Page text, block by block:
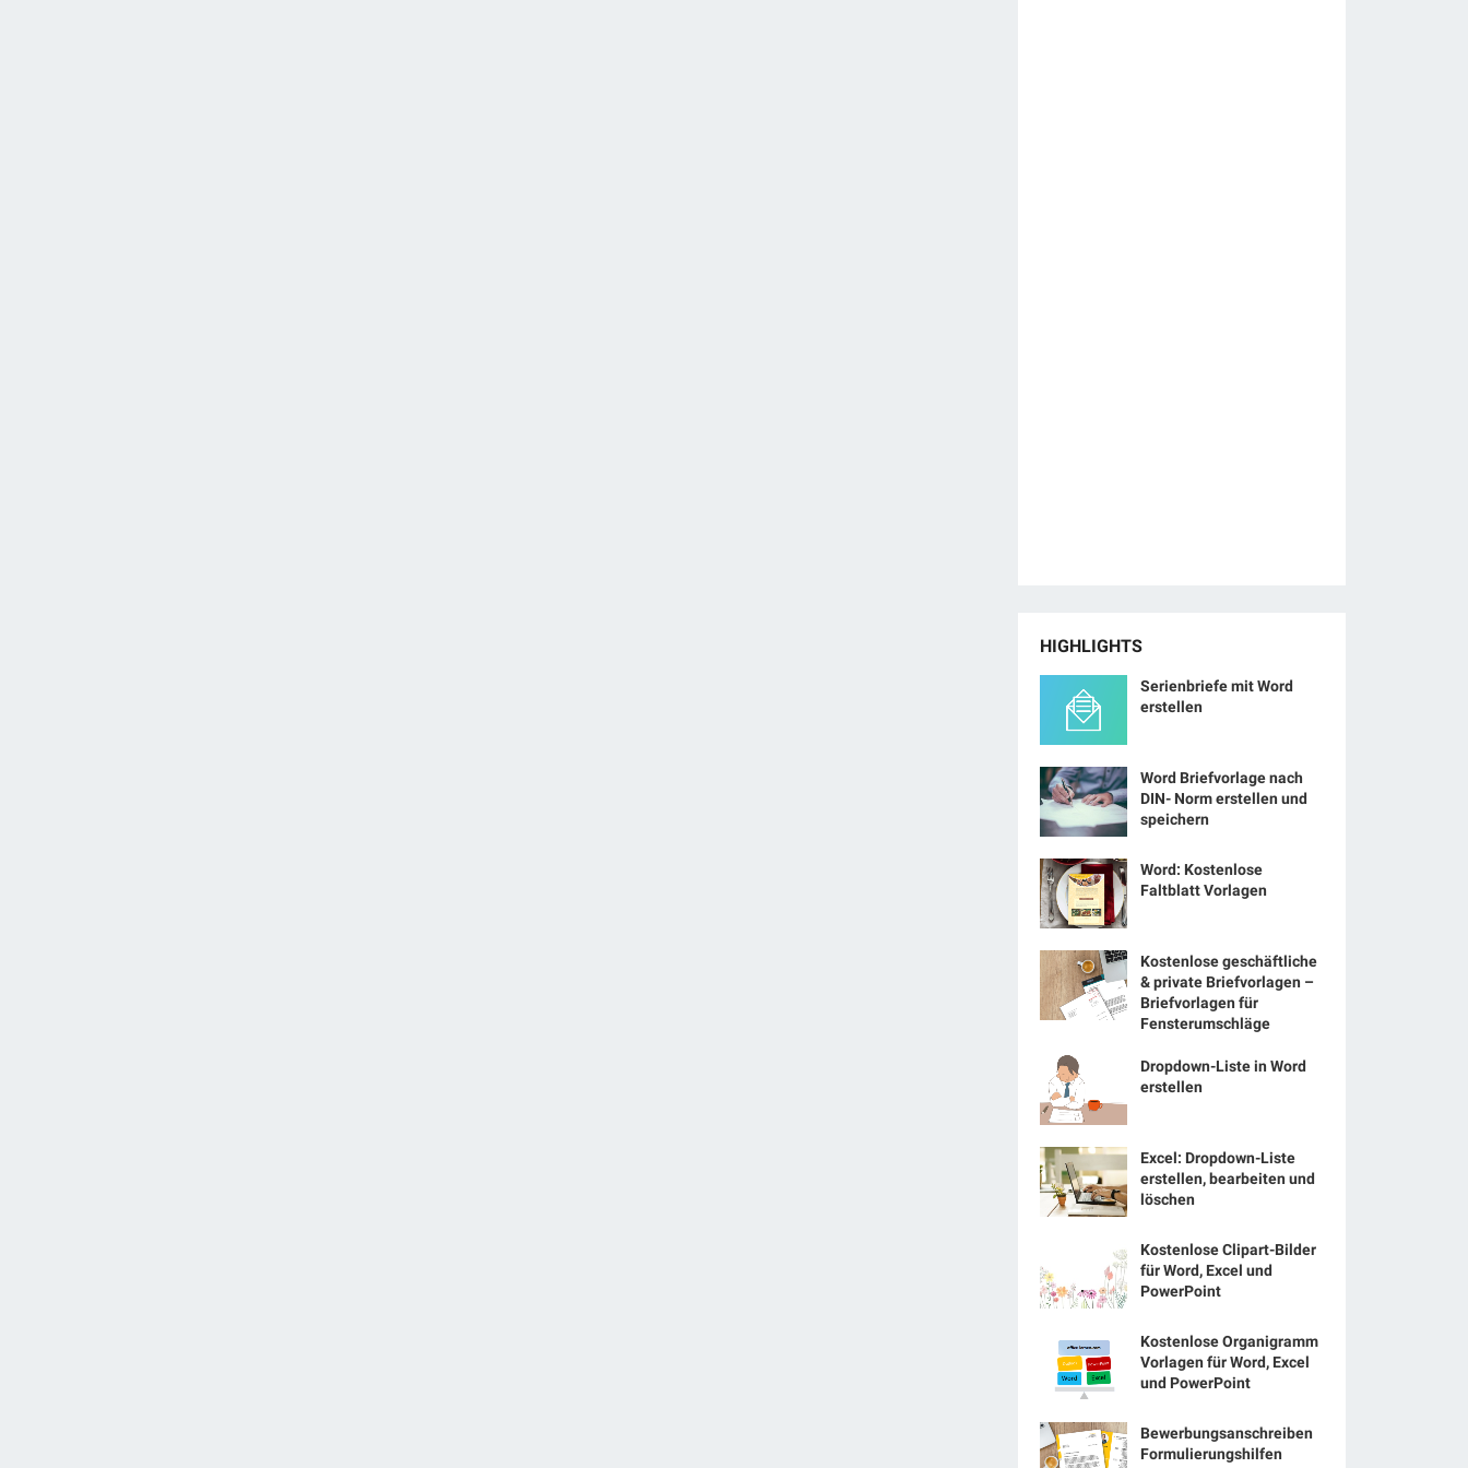
HIGHLIGHTS
Serienbriefe mit Word
erstellen
Word Briefvorlage nach
DIN- Norm erstellen und
speichern
Word: Kostenlose
Faltblatt Vorlagen
Kostenlose geschäftliche
& private Briefvorlagen –
Briefvorlagen für
Fensterumschläge
Dropdown-Liste in Word
erstellen
Excel: Dropdown-Liste
erstellen, bearbeiten und
löschen
Kostenlose Clipart-Bilder
für Word, Excel und
PowerPoint
Kostenlose Organigramm
Vorlagen für Word, Excel
und PowerPoint
Bewerbungsanschreiben
Formulierungshilfen